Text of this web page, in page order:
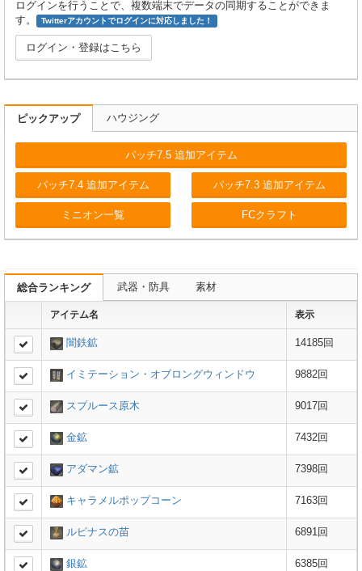
ログインを行うことで、複数端末でデータの同期することができま
す。
Twitterアカウントでログインに対応しました！
ログイン・登録はこちら
ピックアップ ハウジング
パッチ7.5 追加アイテム
パッチ7.4 追加アイテム
ミニオン一覧
パッチ7.3 追加アイテム
FCクラフト
総合ランキング 武器・防具 素材
アイテム名 表示
闇鉄鉱 14185回
イミテーション・オブロングウィンドウ 9882回
スプルース原木 9017回
金鉱 7432回
アダマン鉱 7398回
キャラメルポップコーン 7163回
ルピナスの苗 6891回
銀鉱 6385回